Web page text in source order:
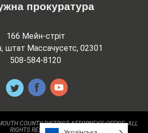
прокуратура
166 Мейн-стріт
штат Массачусетс, 02301
508-584-8120
COUNTY DISTRICT ATTORNEY'S OFFICE. ALL
RIGHTS RESERVED.